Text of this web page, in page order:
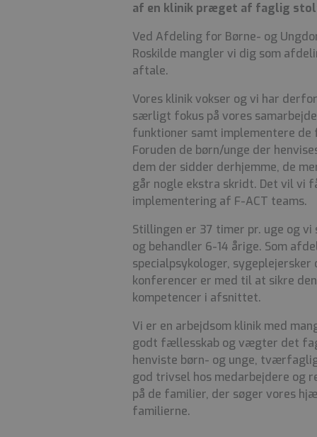
af en klinik præget af faglig
Ved Afdeling for Børne- og
Roskilde mangler vi dig som
aftale.
Vores klinik vokser og vi har
særligt fokus på vores
funktioner samt implementere de
Foruden de børn/unge der
dem der sidder derhjemme, de
går nogle ekstra skridt. Det vil vi
implementering af F-ACT teams.
Stillingen er 37 timer pr. uge og
og behandler 6-14 årige. Som
specialpsykologer,
konferencer er med til at sikre
kompetencer i afsnittet.
Vi er en arbejdsom klinik med
godt fællesskab og vægter det
henviste børn- og unge,
god trivsel hos medarbejdere og
på de familier, der søger vores
familierne.